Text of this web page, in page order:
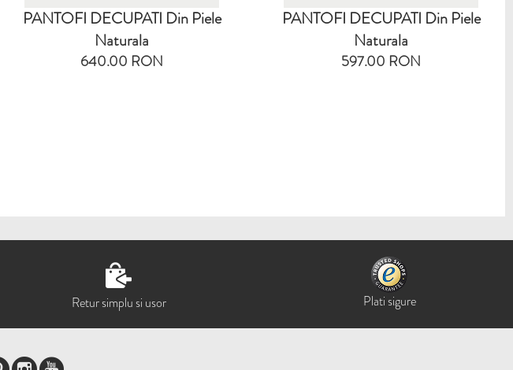
PANTOFI DECUPATI Din Piele
Naturala
640.00 RON
PANTOFI DECUPATI Din Piele
Naturala
597.00 RON
Retur simplu si usor Plati sigure